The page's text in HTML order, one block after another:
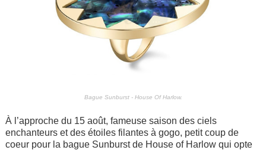
Bague Sunburst - House Of Harlow.
À l’approche du 15 août, fameuse saison des ciels
enchanteurs et des étoiles filantes à gogo, petit coup de
coeur pour la bague Sunburst de House of Harlow qui opte